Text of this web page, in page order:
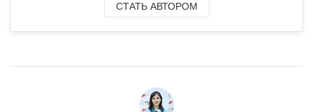
СТАТЬ АВТОРОМ